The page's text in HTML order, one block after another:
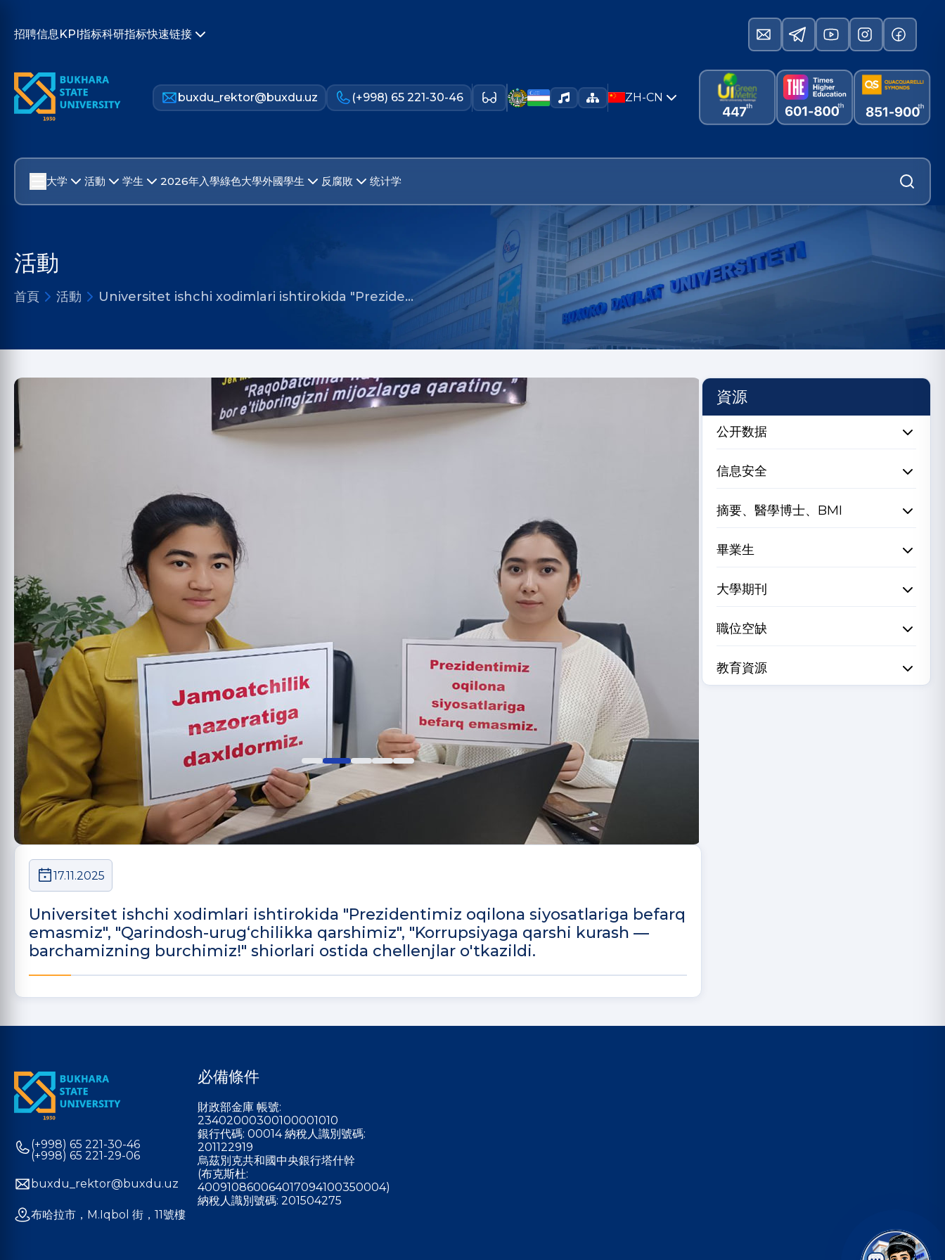
招聘信息KPI指标科研指标快速链接
buxdu_rektor@buxdu.uz (+998) 65 221-30-46 ZH-CN
大学 活動 学生 2026年入學綠色大學外國學生 反腐敗 统计学
活動
首頁 活動 Universitet ishchi xodimlari ishtirokida "Prezide…
17.11.2025
Universitet ishchi xodimlari ishtirokida "Prezidentimiz oqilona siyosatlariga befarq
emasmiz", "Qarindosh-urug‘chilikka qarshimiz", "Korrupsiyaga qarshi kurash —
barchamizning burchimiz!" shiorlari ostida chellenjlar o'tkazildi.
資源
公开数据
信息安全
摘要、醫學博士、BMI
畢業生
大學期刊
職位空缺
教育資源
(+998) 65 221-30-46
(+998) 65 221-29-06
buxdu_rektor@buxdu.uz
布哈拉市，M.Iqbol 街，11號樓
必備條件
財政部金庫 帳號:
23402000300100001010
銀行代碼: 00014 納稅人識別號碼:
201122919
烏茲別克共和國中央銀行塔什幹
(布克斯杜:
400910860064017094100350004)
納稅人識別號碼: 201504275